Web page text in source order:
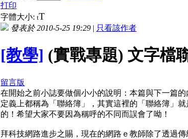
打印
字體大小: tT
發表於 2010-5-25 19:29 | 只看該作者
[教學] (實戰專題) 文字檔
留言版
在開始之前小誌要做個小小的說明：本篇與下一篇
定義上都稱為「聯絡簿」，其實這裡的「聯絡簿」
的！希望大家不要因為稱呼的不同而誤會了呦！
拜科技網路進步之賜，現在的網路ｅ教師除了透過